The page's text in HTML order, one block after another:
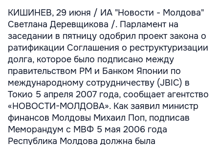
КИШИНЕВ, 29 июня / ИА "Новости - Молдова"
Светлана Деревщикова /. Парламент на
заседании в пятницу одобрил проект закона о
ратификации Соглашения о реструктуризации
долга, которое было подписано между
правительством РМ и Банком Японии по
международному сотрудничеству (JBIC) в
Токио 5 апреля 2007 года, сообщает агентство
«НОВОСТИ-МОЛДОВА». Как заявил министр
финансов Молдовы Михаил Поп, подписав
Меморандум с МВФ 5 мая 2006 года
Республика Молдова должна была